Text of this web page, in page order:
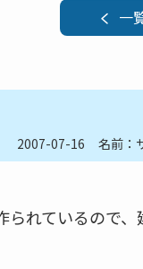
一
2007-07-16 名前：
られているので、